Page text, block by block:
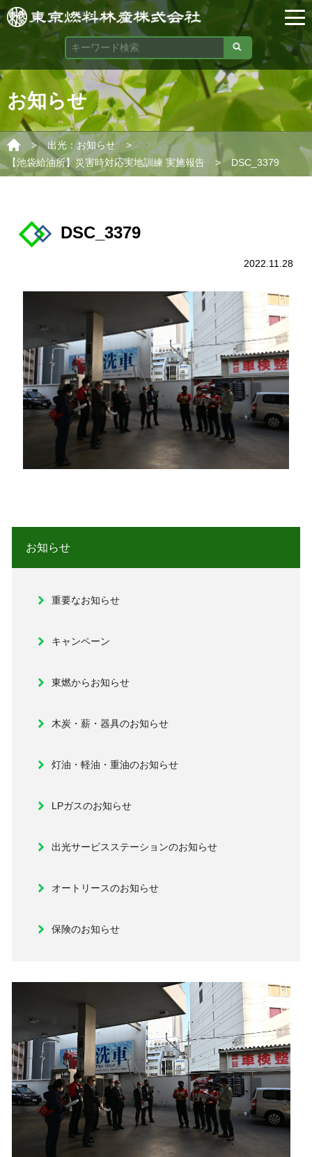
お知らせ
> 出光：お知らせ
>
【池袋給油所】災害時対応実地訓練 実施報告
> DSC_3379
DSC_3379
2022.11.28
お知らせ
重要なお知らせ
キャンペーン
東燃からお知らせ
木炭・薪・器具のお知らせ
灯油・軽油・重油のお知らせ
LPガスのお知らせ
出光サービスステーションのお知らせ
オートリースのお知らせ
保険のお知らせ